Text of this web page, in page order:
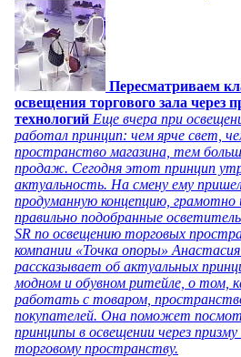
Пересматриваем
освещения торгового зала через
технологий Еще вчера при
работал принцип: чем ярче свет,
пространство магазина, тем
продаж. Сегодня этот принцип
актуальность. На смену ему
продуманную концепцию, грамотно
правильно подобранные
SR по освещению торговых
компании «Точка опоры»
рассказывает об актуальных
модном и обувном ритейле, о том,
работать с товаром,
покупателей. Она поможет
принципы в освещении через
торговому пространству.